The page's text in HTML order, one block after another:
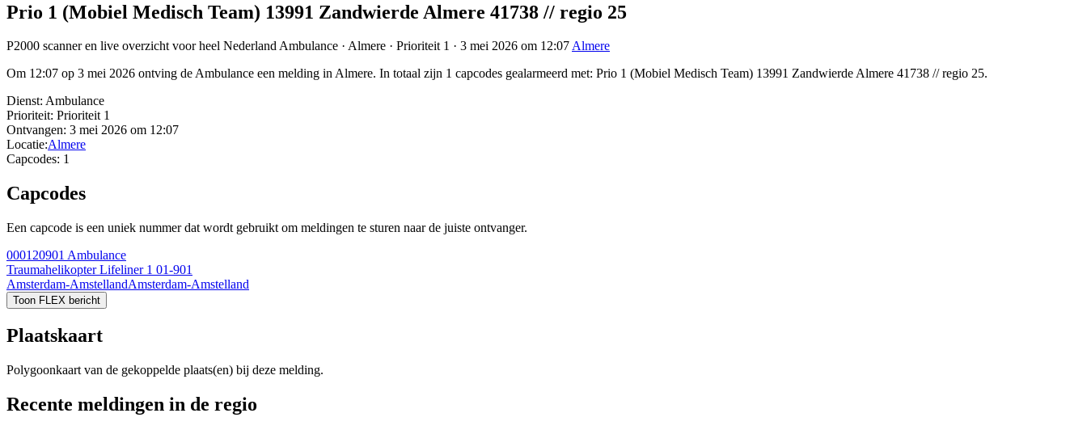
Prio 1 (Mobiel Medisch Team) 13991 Zandwierde Almere 41738 // regio 25
P2000 scanner en live overzicht voor heel Nederland Ambulance · Almere · Prioriteit 1 · 3 mei 2026 om 12:07Almere
Om 12:07 op 3 mei 2026 ontving de Ambulance een melding in Almere. In totaal zijn 1 capcodes gealarmeerd met: Prio 1 (Mobiel Medisch Team) 13991 Zandwierde Almere 41738 // regio 25.
Dienst: Ambulance
Prioriteit: Prioriteit 1
Ontvangen: 3 mei 2026 om 12:07
Locatie:Almere
Capcodes: 1
Capcodes
Een capcode is een uniek nummer dat wordt gebruikt om meldingen te sturen naar de juiste ontvanger.
000120901 Ambulance
Traumahelikopter Lifeliner 1 01-901
Amsterdam-AmstellandAmsterdam-Amstelland
Toon FLEX bericht
Plaatskaart
Polygoonkaart van de gekoppelde plaats(en) bij deze melding.
Recente meldingen in de regio